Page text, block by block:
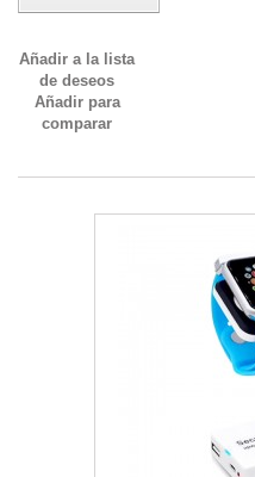
Añadir a la lista
de deseos
Añadir para
comparar